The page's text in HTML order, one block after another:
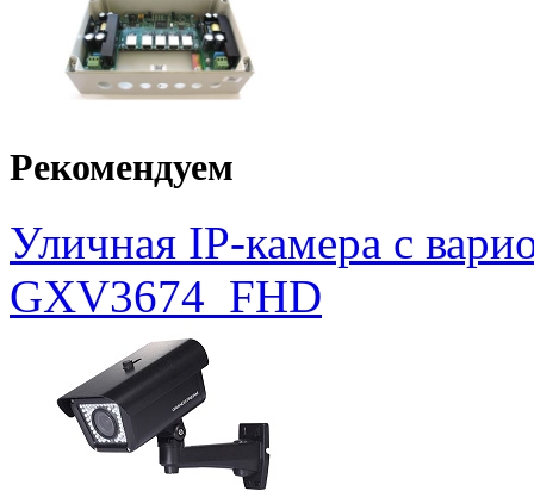
Рекомендуем
Уличная IP-камера с
GXV3674_FHD